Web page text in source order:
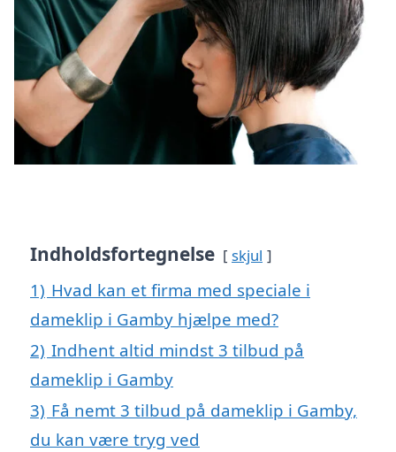
Indholdsfortegnelse skjul
1) Hvad kan et firma med speciale i
dameklip i Gamby hjælpe med?
2) Indhent altid mindst 3 tilbud på
dameklip i Gamby
3) Få nemt 3 tilbud på dameklip i Gamby,
du kan være tryg ved